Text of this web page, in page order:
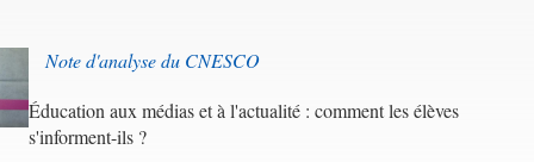
Note d'analyse du CNESCO
Éducation aux médias et à l'actualité : comment les élèves
s'informent-ils ?